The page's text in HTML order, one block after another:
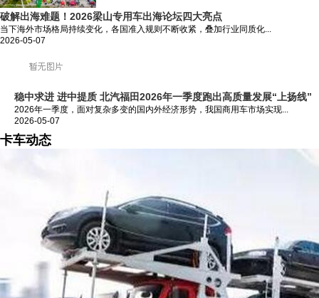
破解出海难题！2026梁山专用车出海论坛四大亮点
当下海外市场格局持续变化，各国准入规则不断收紧，叠加行业同质化...
2026-05-07
稳中求进 进中提质 北汽福田2026年一季度跑出高质量发展“上扬线”
2026年一季度，面对复杂多变的国内外经济形势，我国商用车市场实现...
2026-05-07
卡车动态